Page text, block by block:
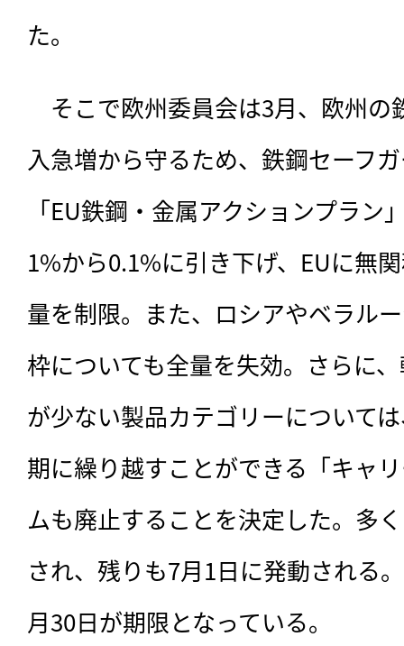
た。
そこで欧州委員会は3月、欧州の
入急増から守るため、鉄鋼セーフ
「EU鉄鋼・金属アクションプラン
1%から0.1%に引き下げ、EUに無
量を制限。また、ロシアやベラル
枠についても全量を失効。さらに
が少ない製品カテゴリーについて
期に繰り越すことができる「キャ
ムも廃止することを決定した。多
され、残りも7月1日に発動される
月30日が期限となっている。